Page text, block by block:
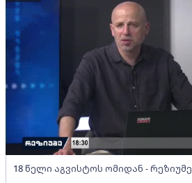
18 წელი აგვისტოს ომიდან - რეზიუმე